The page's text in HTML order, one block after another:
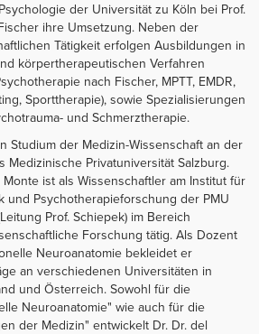
der Universität zu Köln bei Prof.
ihre Umsetzung. Neben der
Tätigkeit erfolgen Ausbildungen in
körpertherapeutischen Verfahren
nach Fischer, MPTT, EMDR,
Sporttherapie), sowie Spezialisierungen
und Schmerztherapie.
Studium der Medizin-Wissenschaft an der
Medizinische Privatuniversität Salzburg.
Monte ist als Wissenschaftler am Institut für
und Psychotherapieforschung der PMU
Prof. Schiepek) im Bereich
Forschung tätig. Als Dozent
Neuroanatomie bekleidet er
an verschiedenen Universitäten in
und Österreich. Sowohl für die
Neuroanatomie" wie auch für die
der Medizin" entwickelt Dr. Dr. del